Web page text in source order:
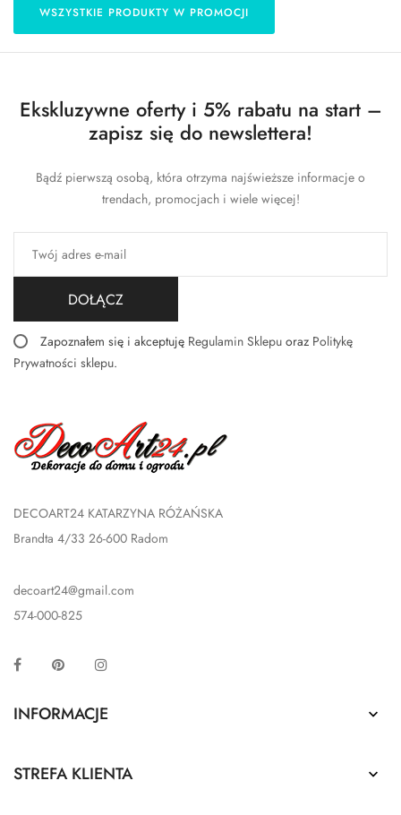
WSZYSTKIE PRODUKTY W PROMOCJI
Ekskluzywne oferty i 5% rabatu na start –
zapisz się do newslettera!
Bądź pierwszą osobą, która otrzyma najświeższe informacje o
trendach, promocjach i wiele więcej!
DOŁĄCZ
Zapoznałem się i akceptuję Regulamin Sklepu oraz Politykę
Prywatności sklepu.
DECOART24 KATARZYNA RÓŻAŃSKA
Brandta 4/33 26-600 Radom
decoart24@gmail.com
574-000-825
Facebook Pinterest
INFORMACJE 
STREFA KLIENTA 